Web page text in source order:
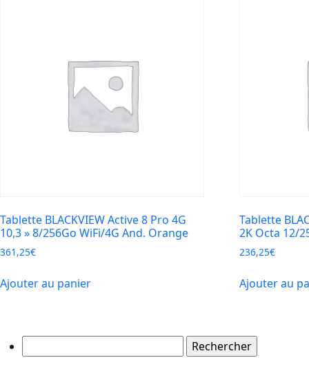
Tablette BLACKVIEW Active 8 Pro 4G
10,3 » 8/256Go WiFi/4G And. Orange
361,25€
Ajouter au panier
Tablette
2K Octa 12/
236,25€
Ajouter au